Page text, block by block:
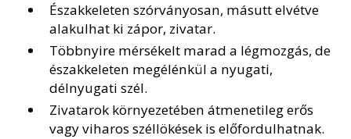
Északkeleten szórványosan, másutt elvétve
alakulhat ki zápor, zivatar.
Többnyire mérsékelt marad a légmozgás, de
északkeleten megélénkül a nyugati,
délnyugati szél.
Zivatarok környezetében átmenetileg erős
vagy viharos széllökések is előfordulhatnak.